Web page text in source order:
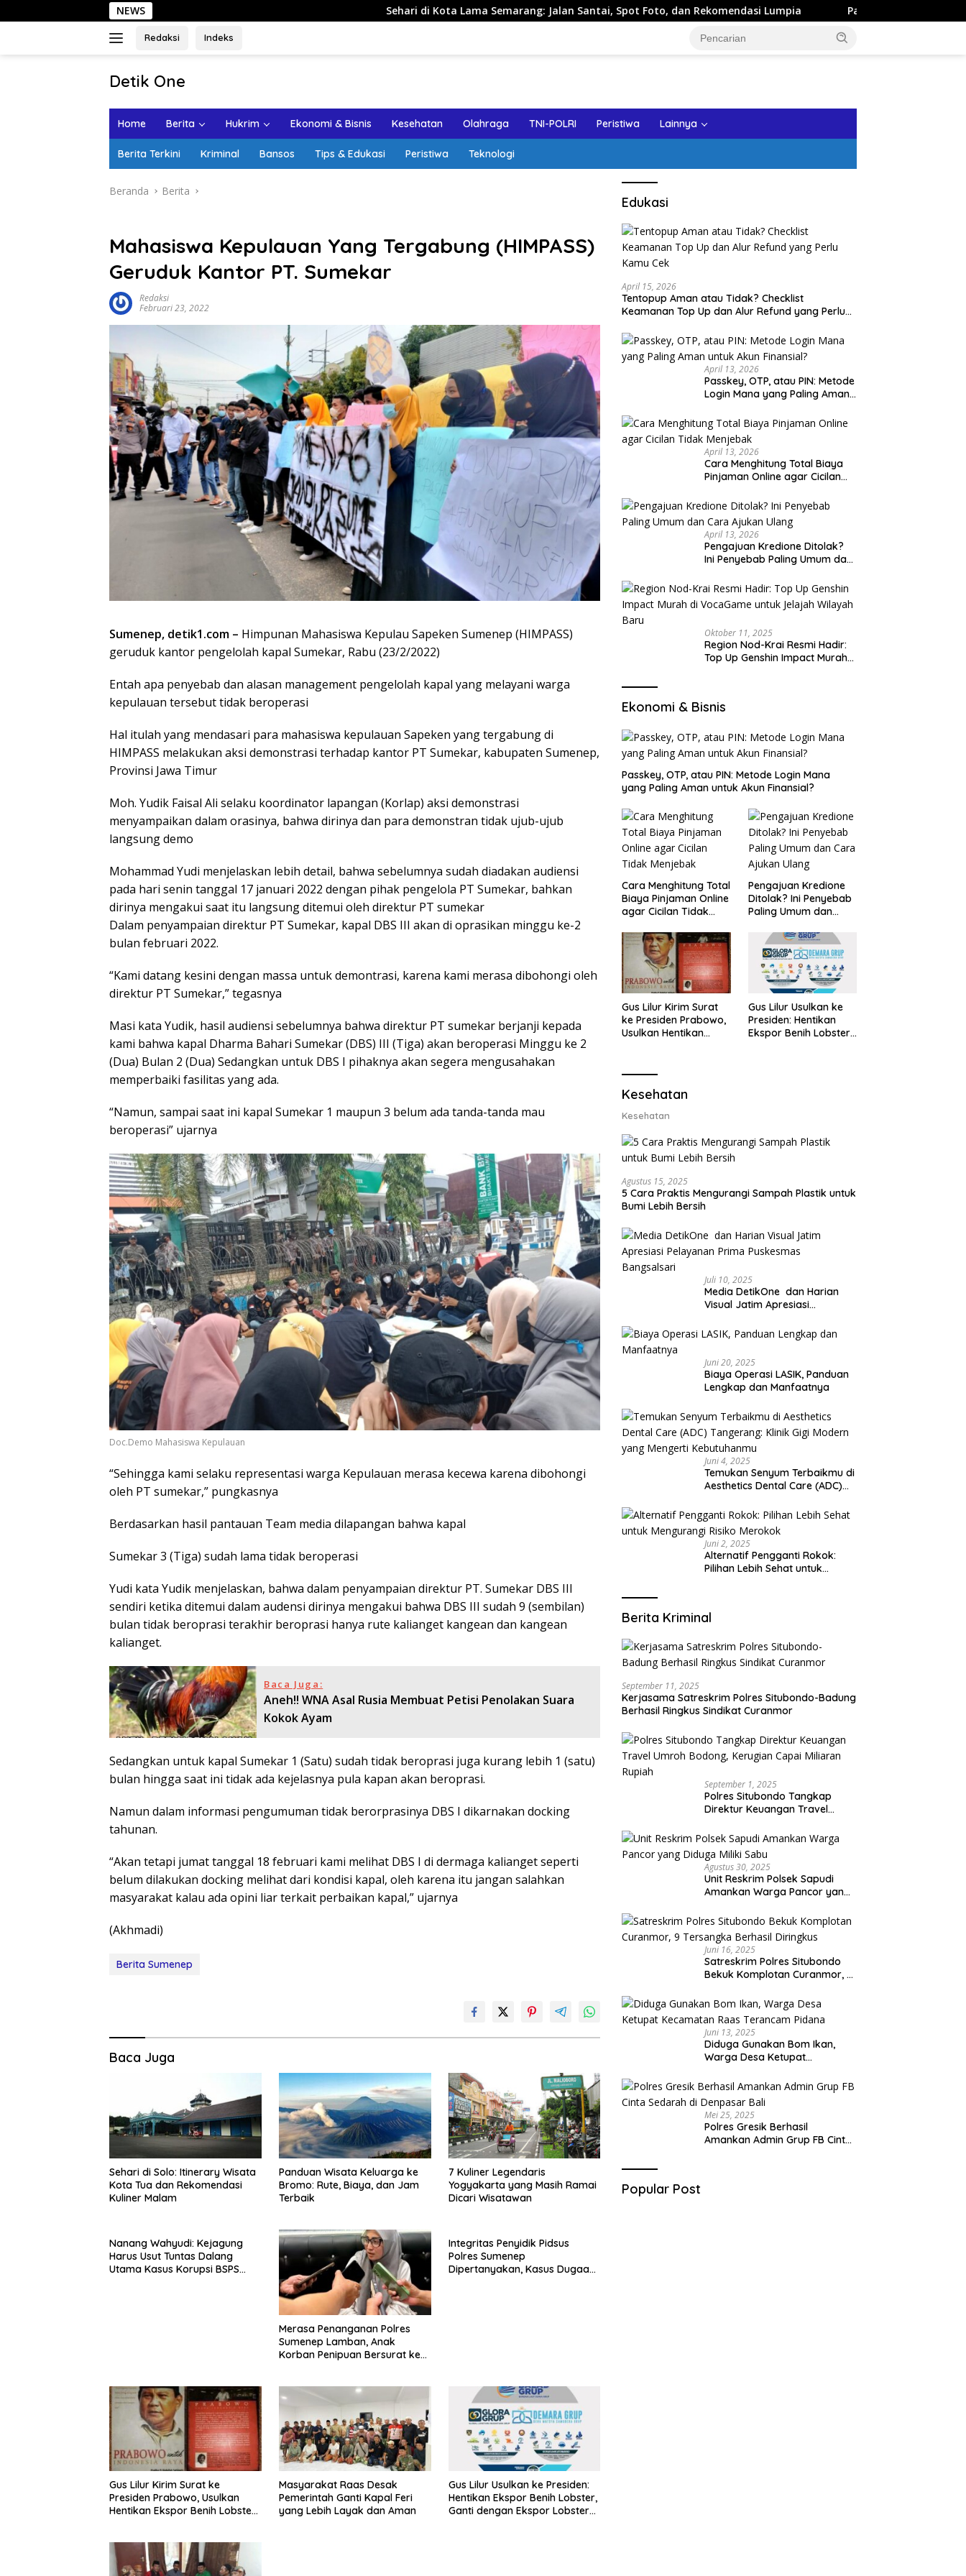
ke
NEWS Sehari di Kota Lama Semarang: Jalan Santai, Spot Foto, dan Rekomendasi Lumpia Panduan Wisata Keluarga ke Kota Batu:
Redaksi Indeks
Detik One
Ungkap
Home Berita Hukrim Ekonomi & Bisnis Kesehatan Olahraga TNI-POLRI Peristiwa Lainnya
Berita Terkini Kriminal Bansos Tips & Edukasi Peristiwa Teknologi
Beranda Berita
Mahasiswa Kepulauan Yang Tergabung (HIMPASS)
Geruduk Kantor PT. Sumekar
Redaksi
Februari 23, 2022
Sumenep, detik1.com – Himpunan Mahasiswa Kepulau Sapeken Sumenep (HIMPASS)
geruduk kantor pengelolah kapal Sumekar, Rabu (23/2/2022)
Entah apa penyebab dan alasan management pengelolah kapal yang melayani warga
kepulauan tersebut tidak beroperasi
Hal itulah yang mendasari para mahasiswa kepulauan Sapeken yang tergabung di
HIMPASS melakukan aksi demonstrasi terhadap kantor PT Sumekar, kabupaten Sumenep,
Provinsi Jawa Timur
Moh. Yudik Faisal Ali selaku koordinator lapangan (Korlap) aksi demonstrasi
menyampaikan dalam orasinya, bahwa dirinya dan para demonstran tidak ujub-ujub
langsung demo
Mohammad Yudi menjelaskan lebih detail, bahwa sebelumnya sudah diadakan audiensi
pada hari senin tanggal 17 januari 2022 dengan pihak pengelola PT Sumekar, bahkan
dirinya mengakui saat itu langsung ditemui oleh direktur PT sumekar
Dalam penyampaian direktur PT Sumekar, kapal DBS III akan di oprasikan minggu ke-2
bulan februari 2022.
“Kami datang kesini dengan massa untuk demontrasi, karena kami merasa dibohongi oleh
direktur PT Sumekar,” tegasnya
Masi kata Yudik, hasil audiensi sebelumnya bahwa direktur PT sumekar berjanji kepada
kami bahwa kapal Dharma Bahari Sumekar (DBS) III (Tiga) akan beroperasi Minggu ke 2
(Dua) Bulan 2 (Dua) Sedangkan untuk DBS I pihaknya akan segera mengusahakan
memperbaiki fasilitas yang ada.
“Namun, sampai saat ini kapal Sumekar 1 maupun 3 belum ada tanda-tanda mau
beroperasi” ujarnya
Doc.Demo Mahasiswa Kepulauan
“Sehingga kami selaku representasi warga Kepulauan merasa kecewa karena dibohongi
oleh PT sumekar,” pungkasnya
Berdasarkan hasil pantauan Team media dilapangan bahwa kapal
Sumekar 3 (Tiga) sudah lama tidak beroperasi
Yudi kata Yudik menjelaskan, bahwa dalam penyampaian direktur PT. Sumekar DBS III
sendiri ketika ditemui dalam audensi dirinya mengakui bahwa DBS III sudah 9 (sembilan)
bulan tidak beroprasi terakhir beroprasi hanya rute kalianget kangean dan kangean
kalianget.
Baca Juga:
Aneh!! WNA Asal Rusia Membuat Petisi Penolakan Suara
Kokok Ayam
Sedangkan untuk kapal Sumekar 1 (Satu) sudah tidak beroprasi juga kurang lebih 1 (satu)
bulan hingga saat ini tidak ada kejelasnya pula kapan akan beroprasi.
Namun dalam informasi pengumuman tidak berorprasinya DBS I dikarnakan docking
tahunan.
“Akan tetapi jumat tanggal 18 februari kami melihat DBS I di dermaga kalianget seperti
belum dilakukan docking melihat dari kondisi kapal, oleh karena itu jangan salahkan
masyarakat kalau ada opini liar terkait perbaikan kapal,” ujarnya
(Akhmadi)
Berita Sumenep
Baca Juga
Sehari di Solo: Itinerary Wisata
Kota Tua dan Rekomendasi
Kuliner Malam
Panduan Wisata Keluarga ke
Bromo: Rute, Biaya, dan Jam
Terbaik
7 Kuliner Legendaris
Yogyakarta yang Masih Ramai
Dicari Wisatawan
Nanang Wahyudi: Kejagung
Harus Usut Tuntas Dalang
Utama Kasus Korupsi BSPS
Merasa Penanganan Polres
Sumenep Lamban, Anak
Korban Penipuan Bersurat ke
Integritas Penyidik Pidsus
Polres Sumenep
Dipertanyakan, Kasus Dugaan
Gus Lilur Kirim Surat ke
Presiden Prabowo, Usulkan
Hentikan Ekspor Benih Lobster
Masyarakat Raas Desak
Pemerintah Ganti Kapal Feri
yang Lebih Layak dan Aman
Gus Lilur Usulkan ke Presiden:
Hentikan Ekspor Benih Lobster,
Ganti dengan Ekspor Lobster
Edukasi
April 15, 2026
Tentopup Aman atau Tidak? Checklist
Keamanan Top Up dan Alur Refund yang Perlu
April 13, 2026
Passkey, OTP, atau PIN: Metode
Login Mana yang Paling Aman
April 13, 2026
Cara Menghitung Total Biaya
Pinjaman Online agar Cicilan
April 13, 2026
Pengajuan Kredione Ditolak?
Ini Penyebab Paling Umum dan
Oktober 11, 2025
Region Nod-Krai Resmi Hadir:
Top Up Genshin Impact Murah
Ekonomi & Bisnis
Passkey, OTP, atau PIN: Metode Login Mana
yang Paling Aman untuk Akun Finansial?
Cara Menghitung Total
Biaya Pinjaman Online
agar Cicilan Tidak
Pengajuan Kredione
Ditolak? Ini Penyebab
Paling Umum dan
Gus Lilur Kirim Surat
ke Presiden Prabowo,
Usulkan Hentikan
Lobster 50 Gram
Gus Lilur Usulkan ke
Presiden: Hentikan
Ekspor Benih Lobster,
Kesehatan
Kesehatan
Agustus 15, 2025
5 Cara Praktis Mengurangi Sampah Plastik untuk
Bumi Lebih Bersih
Juli 10, 2025
Media DetikOne dan Harian
Visual Jatim Apresiasi
Bangsalsari
Juni 20, 2025
Biaya Operasi LASIK, Panduan
Lengkap dan Manfaatnya
Juni 4, 2025
Temukan Senyum Terbaikmu di
Aesthetics Dental Care (ADC)
yang Mengerti Kebutuhanmu
Juni 2, 2025
Alternatif Pengganti Rokok:
Pilihan Lebih Sehat untuk
Berita Kriminal
September 11, 2025
Kerjasama Satreskrim Polres Situbondo-Badung
Berhasil Ringkus Sindikat Curanmor
September 1, 2025
Polres Situbondo Tangkap
Direktur Keuangan Travel
Capai Miliaran Rupiah
Agustus 30, 2025
Unit Reskrim Polsek Sapudi
Amankan Warga Pancor yang
Juni 16, 2025
Satreskrim Polres Situbondo
Bekuk Komplotan Curanmor, 9
Juni 13, 2025
Diduga Gunakan Bom Ikan,
Warga Desa Ketupat
Pidana
Mei 25, 2025
Polres Gresik Berhasil
Amankan Admin Grup FB Cinta
Popular Post